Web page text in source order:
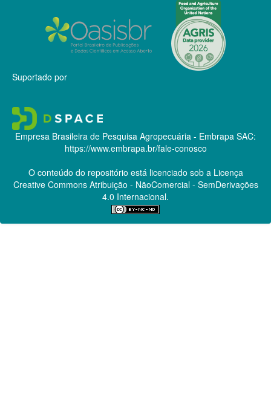
Suportado por
Empresa Brasileira de Pesquisa Agropecuária - Embrapa SAC:
https://www.embrapa.br/fale-conosco
O conteúdo do repositório está licenciado sob a Licença
Creative CommonsAtribuição - NãoComercial - SemDerivações
4.0 Internacional.